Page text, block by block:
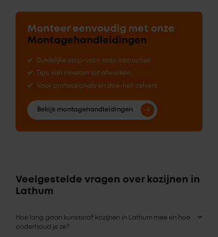
Monteer eenvoudig met onze
Montagehandleidingen
Duidelijke stap-voor-stap instructies
Tips van inmeten tot afwerken
Voor professionals en doe-het-zelvers
Bekijk montagehandleidingen
Veelgestelde vragen over kozijnen in
Lathum
Hoe lang gaan kunststof kozijnen in Lathum mee en hoe
onderhoud je ze?